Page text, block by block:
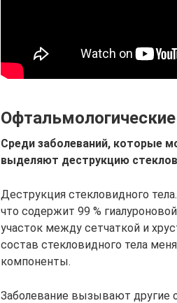
Среди заболеваний, которые
выделяют деструкцию
Деструкция стекловидного
что содержит 99 %
участок между сетчаткой и
состав стекловидного тела
компоненты.
Заболевание вызывают другие